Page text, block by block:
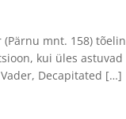
mnt. 158)
kui üles astuvad
Decapitated […]